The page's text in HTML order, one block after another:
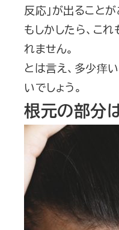
反応」が出ることが
もしかしたら、こ
れません。
とは言え、多少痒
いでしょう。
根元の部分